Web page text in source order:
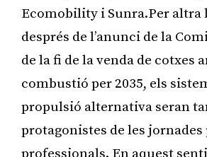
Ecomobility i Sunra.Per altra
després de l’anunci de la
de la fi de la venda de cotxes
combustió per 2035, els
propulsió alternativa seran
protagonistes de les jornades
professionals. En aquest